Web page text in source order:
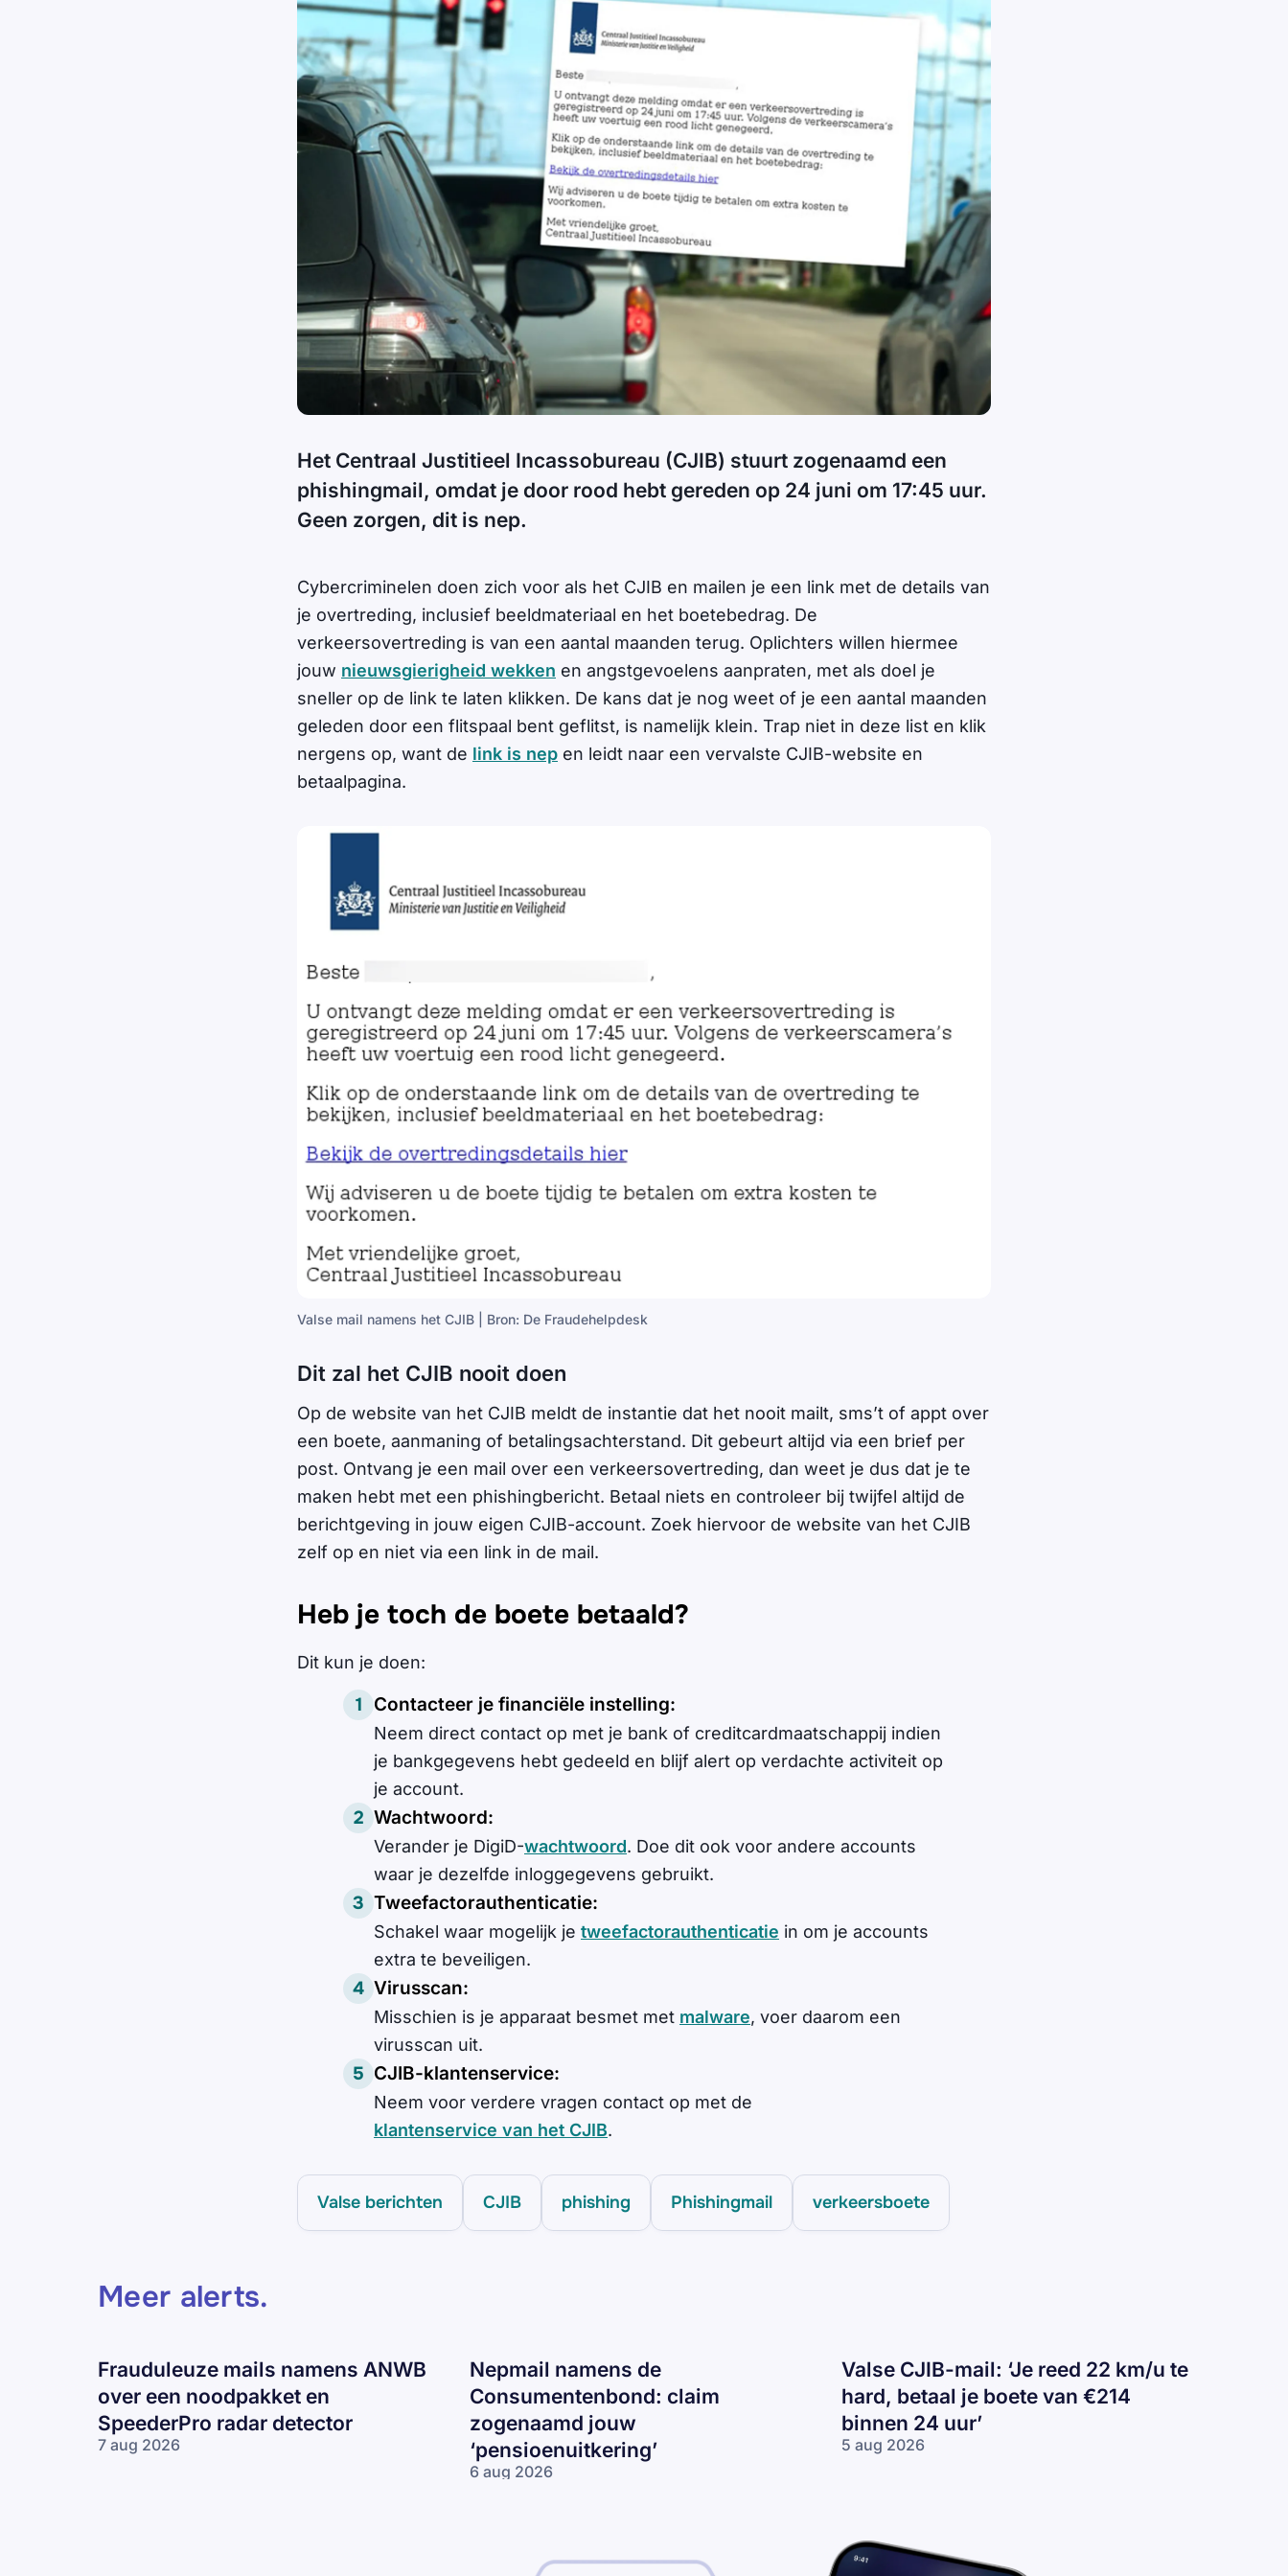
Het Centraal Justitieel Incassobureau (CJIB) stuurt zogenaamd een
phishingmail, omdat je door rood hebt gereden op 24 juni om 17:45 uur.
Geen zorgen, dit is nep.
Cybercriminelen doen zich voor als het CJIB en mailen je een link met de details van
je overtreding, inclusief beeldmateriaal en het boetebedrag. De
verkeersovertreding is van een aantal maanden terug. Oplichters willen hiermee
jouw nieuwsgierigheid wekken en angstgevoelens aanpraten, met als doel je
sneller op de link te laten klikken. De kans dat je nog weet of je een aantal maanden
geleden door een flitspaal bent geflitst, is namelijk klein. Trap niet in deze list en klik
nergens op, want de link is nep en leidt naar een vervalste CJIB-website en
betaalpagina.
Valse mail namens het CJIB | Bron: De Fraudehelpdesk
Dit zal het CJIB nooit doen
Op de website van het CJIB meldt de instantie dat het nooit mailt, sms’t of appt over
een boete, aanmaning of betalingsachterstand. Dit gebeurt altijd via een brief per
post. Ontvang je een mail over een verkeersovertreding, dan weet je dus dat je te
maken hebt met een phishingbericht. Betaal niets en controleer bij twijfel altijd de
berichtgeving in jouw eigen CJIB-account. Zoek hiervoor de website van het CJIB
zelf op en niet via een link in de mail.
Heb je toch de boete betaald?
Dit kun je doen:
Contacteer je financiële instelling:
Neem direct contact op met je bank of creditcardmaatschappij indien
je bankgegevens hebt gedeeld en blijf alert op verdachte activiteit op
je account.
Wachtwoord:
Verander je DigiD-wachtwoord. Doe dit ook voor andere accounts
waar je dezelfde inloggegevens gebruikt.
Tweefactorauthenticatie:
Schakel waar mogelijk je tweefactorauthenticatie in om je accounts
extra te beveiligen.
Virusscan:
Misschien is je apparaat besmet met malware, voer daarom een
virusscan uit.
CJIB-klantenservice:
Neem voor verdere vragen contact op met de
klantenservice van het CJIB.
Valse berichten CJIB phishing Phishingmail verkeersboete
Meer alerts.
Frauduleuze mails namens ANWB
over een noodpakket en
SpeederPro radar detector
7 aug 2026
Frauduleuze
Nepmail namens de
Consumentenbond: claim
zogenaamd jouw
‘pensioenuitkering’
6 aug 2026
Valse CJIB-mail: ‘Je reed 22 km/u te
hard, betaal je boete van €214
binnen 24 uur’
5 aug 2026
Valse
reed
22